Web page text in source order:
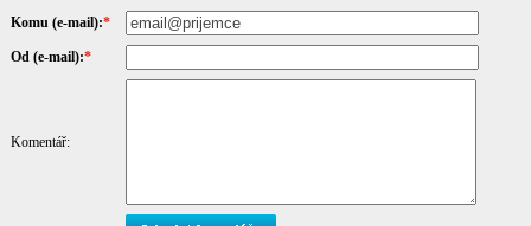
Komu (e-mail):*
Od (e-mail):*
Komentář: